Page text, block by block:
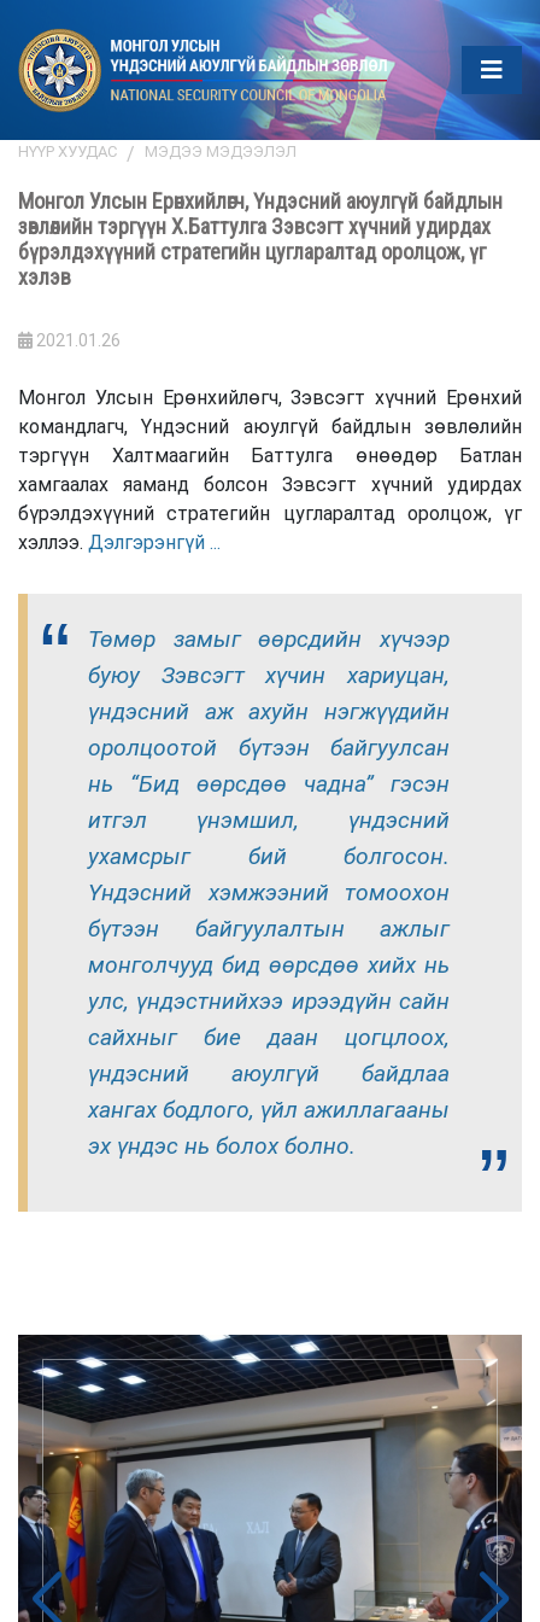
НҮҮР ХУУДАС МЭДЭЭ МЭДЭЭЛЭЛ
Монгол Улсын Ерөнхийлөгч, Үндэсний аюулгүй байдлын
зөвлөлийн тэргүүн Х.Баттулга Зэвсэгт хүчний удирдах
бүрэлдэхүүний стратегийн цугларалтад оролцож, үг
хэлэв
2021.01.26
Монгол Улсын Ерөнхийлөгч, Зэвсэгт хүчний Ерөнхий
командлагч, Үндэсний аюулгүй байдлын зөвлөлийн
тэргүүн Халтмаагийн Баттулга өнөөдөр Батлан
хамгаалах яаманд болсон Зэвсэгт хүчний удирдах
бүрэлдэхүүний стратегийн цугларалтад оролцож, үг
хэллээ. Дэлгэрэнгүй ...
Төмөр замыг өөрсдийн хүчээр
буюу Зэвсэгт хүчин хариуцан,
үндэсний аж ахуйн нэгжүүдийн
оролцоотой бүтээн байгуулсан
нь “Бид өөрсдөө чадна” гэсэн
итгэл үнэмшил, үндэсний
ухамсрыг бий болгосон.
Үндэсний хэмжээний томоохон
бүтээн байгуулалтын ажлыг
монголчууд бид өөрсдөө хийх нь
улс, үндэстнийхээ ирээдүйн сайн
сайхныг бие даан цогцлоох,
үндэсний аюулгүй байдлаа
хангах бодлого, үйл ажиллагааны
эх үндэс нь болох болно.